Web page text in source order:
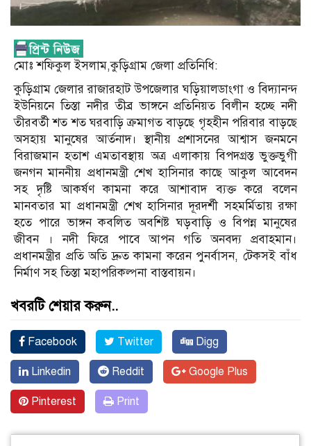
মোঃ শফিকুল ইসলাম,কুড়িগ্রাম জেলা প্রতিনিধি:
কুড়িগ্রাম জেলার রাজারহাট উপজেলার ঘড়িয়ালডাংগা ও বিদ্যানন্দ
ইউনিয়নে তিস্তা নদীর তীব্র ভাঙ্গনে প্রতিনিয়ত বিলীন হচ্ছে নদী
তীরবর্তী শত শত ঘরবাড়ি ক্রমাগত বাড়ছে গৃহহীন পরিবার বাড়ছে
অসহায় মানুষের আর্তনাদ। স্থানীয় প্রশাসনের আশ্বাস জনমনে
বিরাজমান হতাশ এমতাবস্থায় অত্র এলাকায় বিপদগ্রস্ত ভুক্তভুগী
জনগন মাননীয় প্রধানমন্ত্রী শেখ হাসিনার কাছে আকুল আবেদন
সহ দৃষ্টি আকর্ষণ কামনা করে আশাবাদ ব্যক্ত করে বলেন
মানবতার মা প্রধানমন্ত্রী শেখ হাসিনার দূরদর্শী সহমর্মিতায় রক্ষা
হতে পারে ভাঙ্গন কবলিত অবশিষ্ট ঘড়বাড়ি ও বিপন্ন মানুষের
জীবন । নদী ফিরে পাবে আপন গতি অনবদ্য প্রবাহমান।
প্রধানমন্ত্রীর প্রতি অতি দ্রুত কামনা করেন পুনর্বাসন, টেকসই বাঁধ
নির্মাণ সহ তিস্তা মহাপরিকল্পনা বাস্তবায়ন।
খবরটি শেয়ার করুন..
Facebook Twitter Digg
Linkedin Reddit Google Plus
Pinterest Print